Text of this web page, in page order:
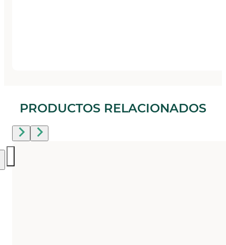
PRODUCTOS RELACIONADOS